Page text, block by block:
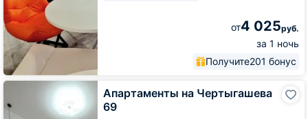
от4 025руб.
за 1 ночь
Получите201 бонус
Апартаменты на Чертыгашева
69
Апартаменты
Чертыгашева